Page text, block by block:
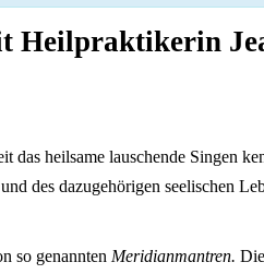
Heilpraktikerin
heilsame lauschende Singen
des dazugehörigen seelischen
so genannten Meridianmantren.